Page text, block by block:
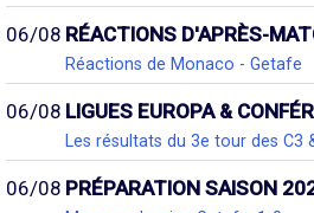
06/08 RÉACTIONS D'APRÈS-
Réactions de Monaco - Getafe
06/08 LIGUES EUROPA &
Les résultats du 3e tour des C3
06/08 PRÉPARATION SAISON